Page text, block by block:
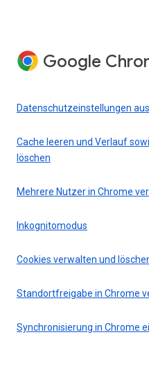
Google
Datenschutzeinstellungen
Cache leeren und Verlauf
löschen
Mehrere Nutzer in Chrome
Inkognitomodus
Cookies verwalten und
Standortfreigabe in Chrome
Synchronisierung in Chrome